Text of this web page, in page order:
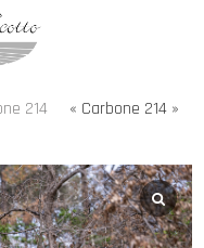
214 « Carbone 214 »